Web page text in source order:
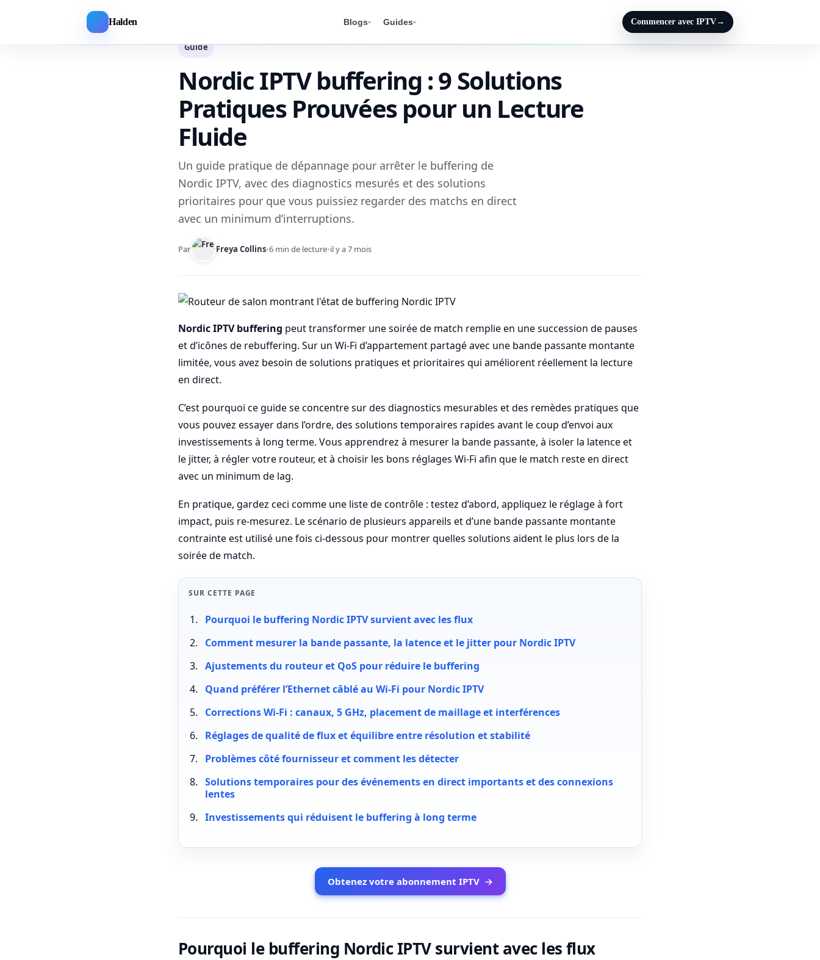
Halden Blogs Guides Commencer avec IPTV→
Guide
Nordic IPTV buffering : 9 Solutions
Pratiques Prouvées pour un Lecture
Fluide
Un guide pratique de dépannage pour arrêter le buffering de
Nordic IPTV, avec des diagnostics mesurés et des solutions
prioritaires pour que vous puissiez regarder des matchs en direct
avec un minimum d’interruptions.
Par Freya Collins•6 min de lecture•il y a 7 mois
Nordic IPTV buffering peut transformer une soirée de match remplie en une succession de pauses
et d’icônes de rebuffering. Sur un Wi-Fi d’appartement partagé avec une bande passante montante
limitée, vous avez besoin de solutions pratiques et prioritaires qui améliorent réellement la lecture
en direct.
C’est pourquoi ce guide se concentre sur des diagnostics mesurables et des remèdes pratiques que
vous pouvez essayer dans l’ordre, des solutions temporaires rapides avant le coup d’envoi aux
investissements à long terme. Vous apprendrez à mesurer la bande passante, à isoler la latence et
le jitter, à régler votre routeur, et à choisir les bons réglages Wi-Fi afin que le match reste en direct
avec un minimum de lag.
En pratique, gardez ceci comme une liste de contrôle : testez d’abord, appliquez le réglage à fort
impact, puis re-mesurez. Le scénario de plusieurs appareils et d’une bande passante montante
contrainte est utilisé une fois ci-dessous pour montrer quelles solutions aident le plus lors de la
soirée de match.
SUR CETTE PAGE
Pourquoi le buffering Nordic IPTV survient avec les flux
Comment mesurer la bande passante, la latence et le jitter pour Nordic IPTV
Ajustements du routeur et QoS pour réduire le buffering
Quand préférer l’Ethernet câblé au Wi-Fi pour Nordic IPTV
Corrections Wi-Fi : canaux, 5 GHz, placement de maillage et interférences
Réglages de qualité de flux et équilibre entre résolution et stabilité
Problèmes côté fournisseur et comment les détecter
Solutions temporaires pour des événements en direct importants et des connexions
lentes
Investissements qui réduisent le buffering à long terme
Obtenez votre abonnement IPTV →
Pourquoi le buffering Nordic IPTV survient avec les flux